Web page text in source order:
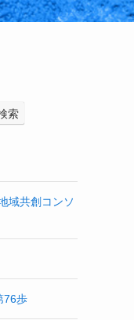
索
域共創コンソ
76歩